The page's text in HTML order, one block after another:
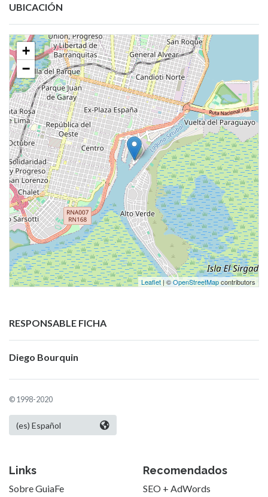
UBICACIÓN
+
−
Leaflet| ©OpenStreetMapcontributors
RESPONSABLE FICHA
Diego Bourquin
© 1998-2020
Links
Sobre GuiaFe
Recomendados
SEO + AdWords